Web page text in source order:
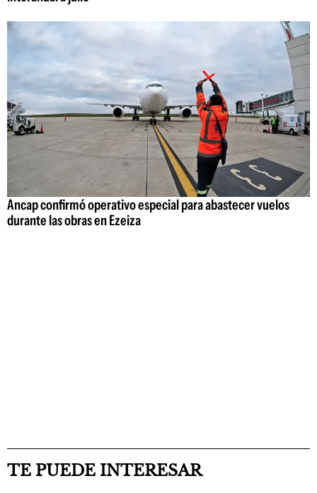
Ancap confirmó operativo especial para abastecer vuelos
durante las obras en Ezeiza
TE PUEDE INTERESAR